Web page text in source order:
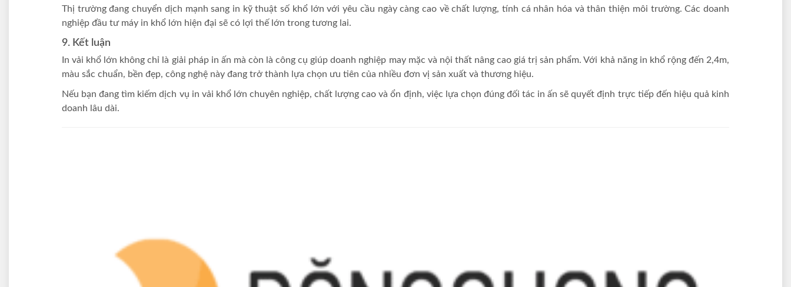
Thị trường đang chuyển dịch mạnh sang in kỹ thuật số khổ lớn với yêu cầu ngày càng cao về chất lượng, tính cá nhân hóa và thân thiện môi trường. Các doanh
nghiệp đầu tư máy in khổ lớn hiện đại sẽ có lợi thế lớn trong tương lai.
9. Kết luận
In vải khổ lớn không chỉ là giải pháp in ấn mà còn là công cụ giúp doanh nghiệp may mặc và nội thất nâng cao giá trị sản phẩm. Với khả năng in khổ rộng đến 2,4m,
màu sắc chuẩn, bền đẹp, công nghệ này đang trở thành lựa chọn ưu tiên của nhiều đơn vị sản xuất và thương hiệu.
Nếu bạn đang tìm kiếm dịch vụ in vải khổ lớn chuyên nghiệp, chất lượng cao và ổn định, việc lựa chọn đúng đối tác in ấn sẽ quyết định trực tiếp đến hiệu quả kinh
doanh lâu dài.